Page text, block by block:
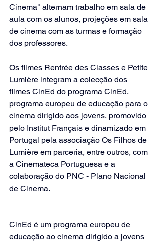
Cinema" alternam trabalho em sala de
aula com os alunos, projeções em sala
de cinema com as turmas e formação
dos professores.
Os filmes Rentrée des Classes e Petite
Lumière integram a colecção dos
filmes CinEd do programa CinEd,
programa europeu de educação para o
cinema dirigido aos jovens, promovido
pelo Institut Français e dinamizado em
Portugal pela associação Os Filhos de
Lumière em parceria, entre outros, com
a Cinemateca Portuguesa e a
colaboração do PNC - Plano Nacional
de Cinema.
CinEd é um programa europeu de
educação ao cinema dirigido a jovens